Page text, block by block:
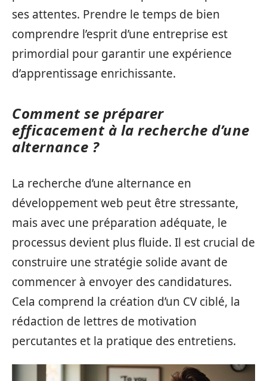
ses attentes. Prendre le temps de bien
comprendre l’esprit d’une entreprise est
primordial pour garantir une expérience
d’apprentissage enrichissante.
Comment se préparer
efficacement à la recherche d’une
alternance ?
La recherche d’une alternance en
développement web peut être stressante,
mais avec une préparation adéquate, le
processus devient plus fluide. Il est crucial de
construire une stratégie solide avant de
commencer à envoyer des candidatures.
Cela comprend la création d’un CV ciblé, la
rédaction de lettres de motivation
percutantes et la pratique des entretiens.